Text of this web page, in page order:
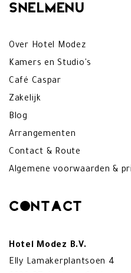
Snelmenu
Over Hotel Modez
Kamers en Studio's
Café Caspar
Zakelijk
Blog
Arrangementen
Contact & Route
Algemene voorwaarden &
Contact
Hotel Modez B.V.
Elly Lamakerplantsoen 4